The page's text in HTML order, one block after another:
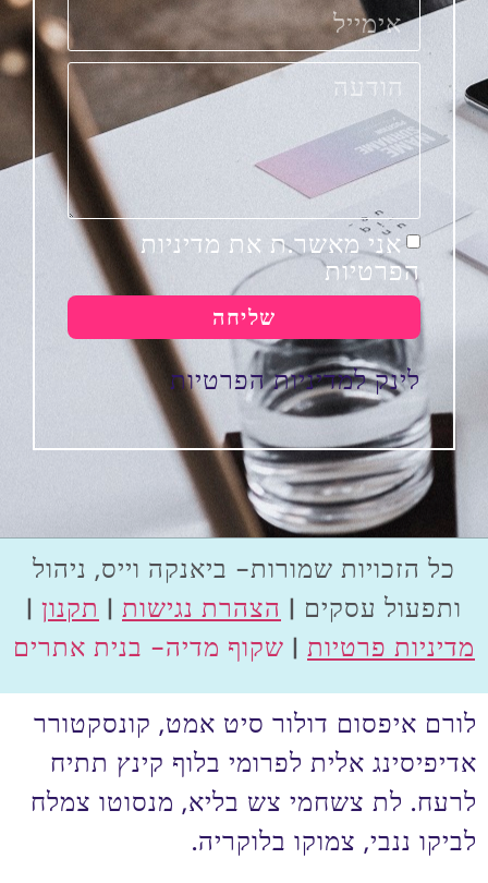
אני מאשר.ת את מדיניות
הפרטיות
שליחה
לינק למדיניות הפרטיות
כל הזכויות שמורות- ביאנקה וייס, ניהול
ותפעול עסקים | הצהרת נגישות | תקנון |
מדיניות פרטיות | שקוף מדיה- בנית אתרים
לורם איפסום דולור סיט אמט, קונסקטורר
אדיפיסינג אלית לפרומי בלוף קינץ תתיח
לרעח. לת צשחמי צש בליא, מנסוטו צמלח
לביקו ננבי, צמוקו בלוקריה.